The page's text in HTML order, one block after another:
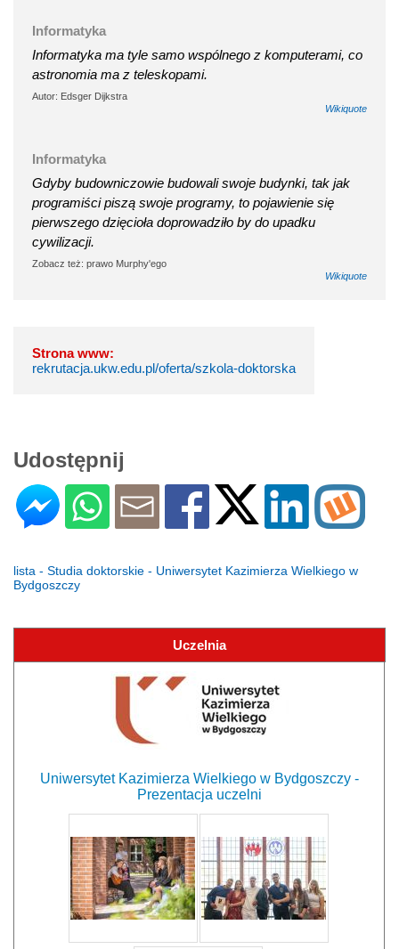
Informatyka
Informatyka ma tyle samo wspólnego z komputerami, co
astronomia ma z teleskopami.
Autor: Edsger Dijkstra
Wikiquote
Informatyka
Gdyby budowniczowie budowali swoje budynki, tak jak
programiści piszą swoje programy, to pojawienie się
pierwszego dzięcioła doprowadziło by do upadku
cywilizacji.
Zobacz też: prawo Murphy'ego
Wikiquote
Strona www:
rekrutacja.ukw.edu.pl/oferta/szkola-doktorska
Udostępnij
lista - Studia doktorskie - Uniwersytet Kazimierza Wielkiego w
Bydgoszczy
Uczelnia
Uniwersytet Kazimierza Wielkiego w Bydgoszczy -
Prezentacja uczelni